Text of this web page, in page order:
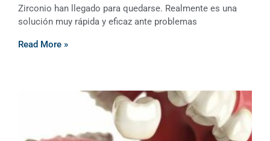
Zirconio han llegado para quedarse. Realmente es una
solución muy rápida y eficaz ante problemas
Read More »